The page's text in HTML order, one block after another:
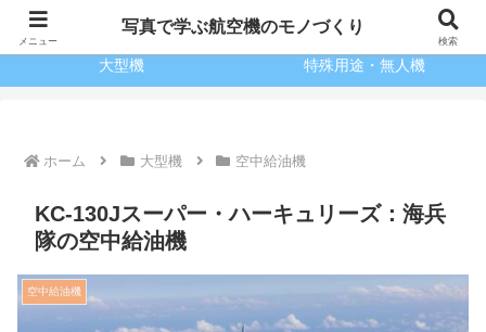
博士のテクレポ 小型機
大型機 特殊用途・無人機
ホーム 大型機 空中給油機
KC-130Jスーパー・ハーキュリーズ：海兵
隊の空中給油機
空中給油機
メニュー
写真で学ぶ航空機のモノづくり
検索